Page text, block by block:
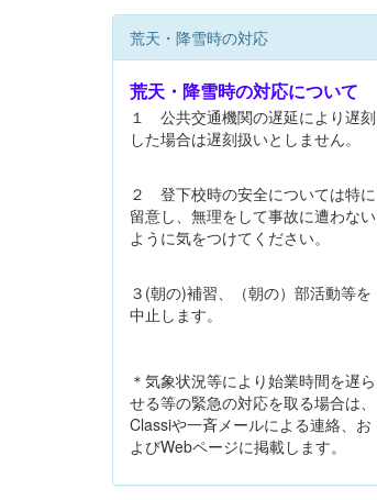
荒天・降雪時の対応
荒天・降雪時の対応について
１ 公共交通機関の遅延により遅刻
した場合は遅刻扱いとしません。
２ 登下校時の安全については特に
留意し、無理をして事故に遭わない
ように気をつけてください。
３(朝の)補習、（朝の）部活動等を
中止します。
＊気象状況等により始業時間を遅ら
せる等の緊急の対応を取る場合は、
Classiや一斉メールによる連絡、お
よびWebページに掲載します。